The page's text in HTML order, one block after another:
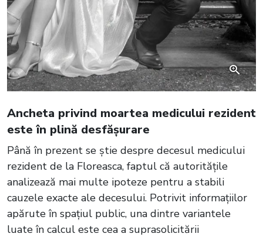
Ancheta privind moartea medicului rezident
este în plină desfășurare
Până în prezent se știe despre decesul medicului
rezident de la Floreasca, faptul că autoritățile
analizează mai multe ipoteze pentru a stabili
cauzele exacte ale decesului. Potrivit informațiilor
apărute în spațiul public, una dintre variantele
luate în calcul este cea a suprasolicitării